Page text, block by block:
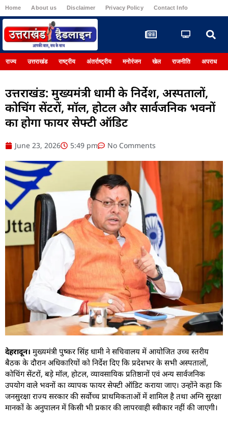
Home About us Disclaimer Privacy Policy Contact Info
राज्य उत्तराखंड राष्ट्रीय अंतर्राष्ट्रीय मनोरंजन खेल राजनीति अपराध
उत्तराखंड: मुख्यमंत्री धामी के निर्देश, अस्पतालों,
कोचिंग सेंटरों, मॉल, होटल और सार्वजनिक भवनों
का होगा फायर सेफ्टी ऑडिट
June 23, 2026 5:49 pm No Comments
देहरादून। मुख्यमंत्री पुष्कर सिंह धामी ने सचिवालय में आयोजित उच्च स्तरीय
बैठक के दौरान अधिकारियों को निर्देश दिए कि प्रदेशभर के सभी अस्पतालों,
कोचिंग सेंटरों, बड़े मॉल, होटल, व्यावसायिक प्रतिष्ठानों एवं अन्य सार्वजनिक
उपयोग वाले भवनों का व्यापक फायर सेफ्टी ऑडिट कराया जाए। उन्होंने कहा कि
जनसुरक्षा राज्य सरकार की सर्वोच्च प्राथमिकताओं में शामिल है तथा अग्नि सुरक्षा
मानकों के अनुपालन में किसी भी प्रकार की लापरवाही स्वीकार नहीं की जाएगी।